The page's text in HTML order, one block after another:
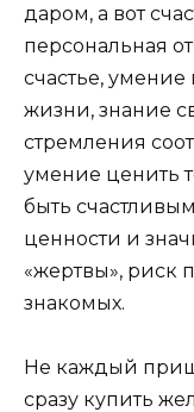
даром, а вот
персональная
счастье, умение
жизни, знание
стремления
умение ценить
быть
ценности и
«жертвы», риск
знакомых.
Не каждый
сразу купить